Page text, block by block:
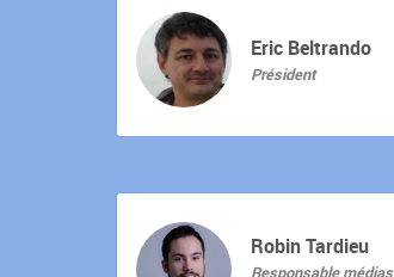
Eric Beltrando
Président
Robin Tardieu
Responsable médias